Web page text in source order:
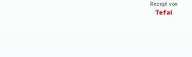
Rezept von
Tefal